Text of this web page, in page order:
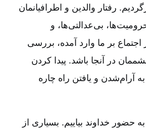
رفتار والدین و اطرافیانمان
بی‌عدالتی‌ها، و
بر ما وارد آمده‌، بررسی
در آنجا باشد. پیدا کردن
آرام‌شدن و یافتن راه چاره
حضور خداوند بیاییم‌. بسیاری از